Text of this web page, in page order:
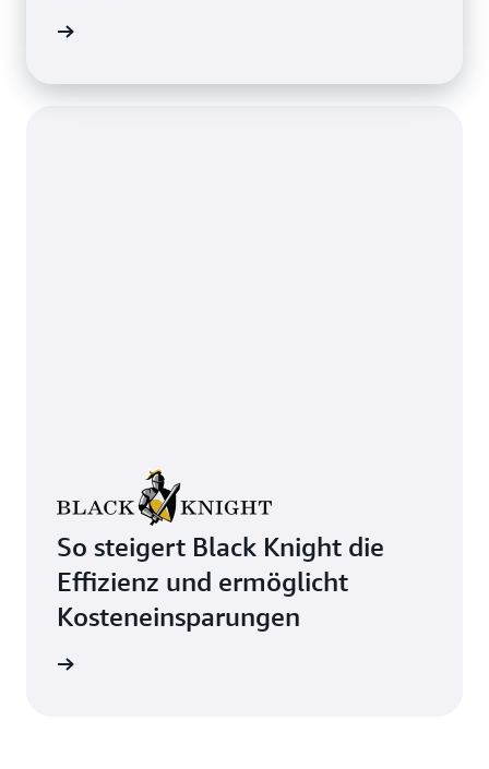
So steigert Black Knight die
Effizienz und ermöglicht
Kosteneinsparungen